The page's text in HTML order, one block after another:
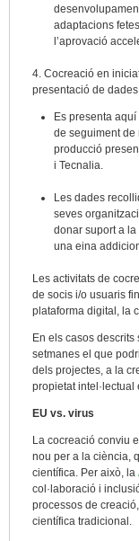
adaptacions
l’aprovació
4. Cocreació en
presentació de
Es presenta
de seguiment de
producció
i Tecnalia.
Les dades
seves
donar suport a
una eina
Les activitats de
de socis i/o usuaris
plataforma digital, la
En els casos
setmanes el que
dels projectes, a la
propietat intel·lectual
EU vs. virus
La cocreació conviu
nou per a la ciència,
científica. Per això, la
col·laboració i
processos de
científica tradicional.